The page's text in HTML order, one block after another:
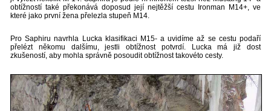
obtížností také překonává doposud její nejtěžší cestu Ironman M14+, ve
které jako první žena přelezla stupeň M14.
Pro Saphiru navrhla Lucka klasifikaci M15- a uvidíme až se cestu podaří
přelézt někomu dalšímu, jestli obtížnost potvrdí. Lucka má již dost
zkušeností, aby mohla správně posoudit obtížnost takovéto cesty.